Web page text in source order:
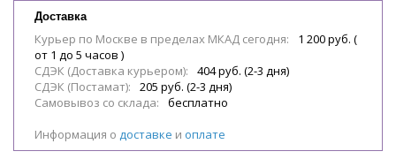
Доставка
Курьер по Москве в пределах МКАД сегодня:
1 200 руб. (
от 1 до 5 часов )
СДЭК (Доставка курьером):
404 руб. (2-3 дня)
СДЭК (Постамат):
205 руб. (2-3 дня)
Самовывоз со склада:
бесплатно
Информация о доставке и оплате